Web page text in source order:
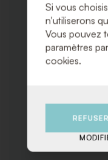
Si vous
n'utiliserons
Vous pouvez
paramètres
cookies.
REFUSER